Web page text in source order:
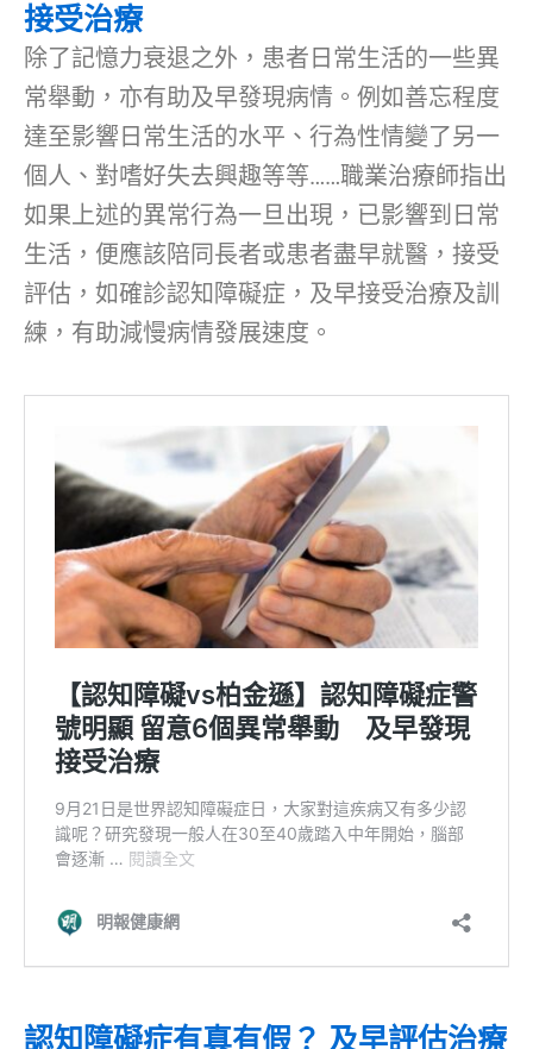
接受治療
除了記憶力衰退之外，患者日常生活的一些異
常舉動，亦有助及早發現病情。例如善忘程度
達至影響日常生活的水平、行為性情變了另一
個人、對嗜好失去興趣等等……職業治療師指出
如果上述的異常行為一旦出現，已影響到日常
生活，便應該陪同長者或患者盡早就醫，接受
評估，如確診認知障礙症，及早接受治療及訓
練，有助減慢病情發展速度。
認知障礙症有真有假？ 及早評估治療